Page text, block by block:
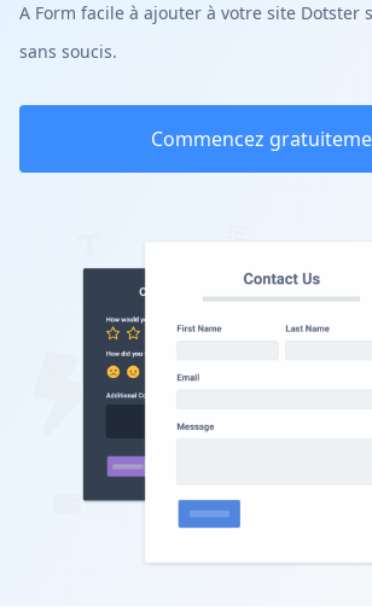
A Form facile à ajouter à votre site Dotster
sans soucis.
Commencez